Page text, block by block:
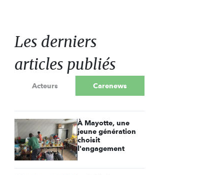
Les derniers
articles publiés
Acteurs Carenews
À Mayotte, une
jeune génération
choisit
l'engagement